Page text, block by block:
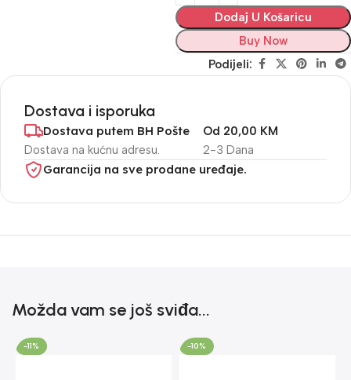
Dodaj U Košaricu
Buy Now
Podijeli:
Dostava i isporuka
Dostava putem BH Pošte
Dostava na kućnu adresu. 2-3 Dana
Od 20,00 KM
Garancija na sve prodane uređaje.
Možda vam se još sviđa...
-11% -10%